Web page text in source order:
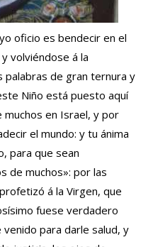
oficio es bendecir en el
volviéndose á la
palabras de gran ternura y
Niño está puesto aquí
muchos en Israel, y por
el mundo: y tu ánima
para que sean
de muchos»: por las
á la Virgen, que
fuese verdadero
para darle salud, y